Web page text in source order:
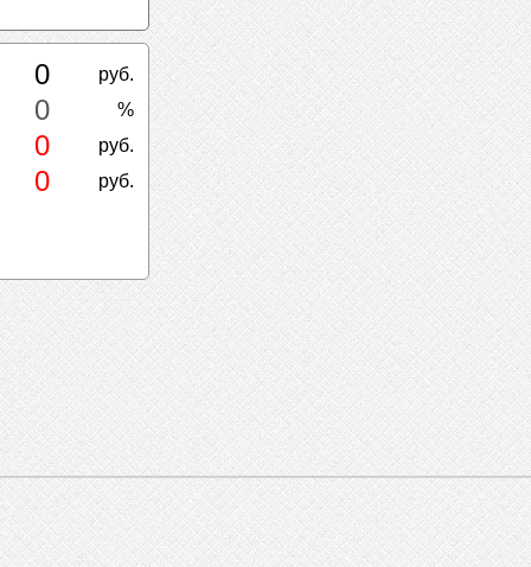
0 руб.
0 %
0 руб.
0 руб.